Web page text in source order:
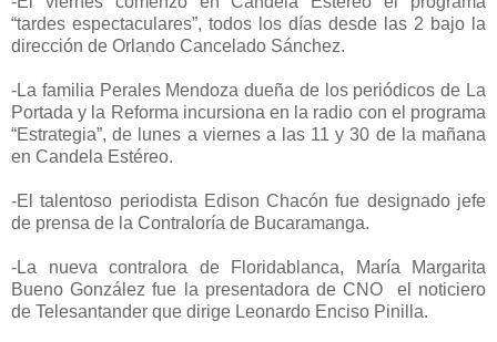
“tardes espectaculares”, todos los días desde las 2 bajo la
dirección de Orlando Cancelado Sánchez.
-La familia Perales Mendoza dueña de los periódicos de La
Portada y la Reforma incursiona en la radio con el programa
“Estrategia”, de lunes a viernes a las 11 y 30 de la mañana
en Candela Estéreo.
-El talentoso periodista Edison Chacón fue designado jefe
de prensa de la Contraloría de Bucaramanga.
-La nueva contralora de Floridablanca, María Margarita
Bueno González fue la presentadora de CNO el noticiero
de Telesantander que dirige Leonardo Enciso Pinilla.